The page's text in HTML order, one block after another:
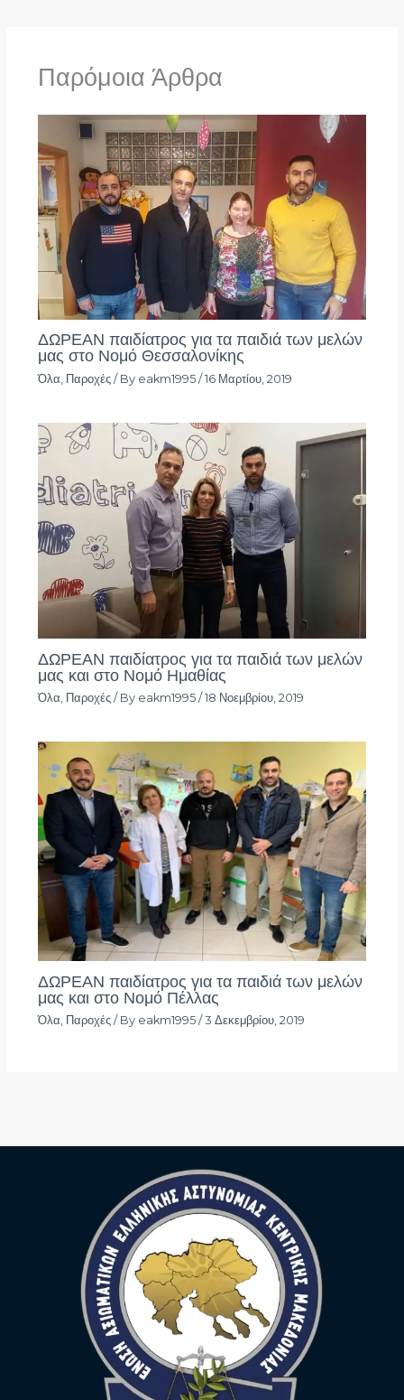
Παρόμοια Άρθρα
ΔΩΡΕΑΝ παιδίατρος για τα παιδιά των μελών
μας στο Νομό Θεσσαλονίκης
Όλα Παροχές/ By eakm1995 / 16 Μαρτίου, 2019
ΔΩΡΕΑΝ παιδίατρος για τα παιδιά των μελών
μας και στο Νομό Ημαθίας
Όλα Παροχές/ By eakm1995 / 18 Νοεμβρίου, 2019
ΔΩΡΕΑΝ παιδίατρος για τα παιδιά των μελών
μας και στο Νομό Πέλλας
Όλα Παροχές/ By eakm1995 / 3 Δεκεμβρίου, 2019